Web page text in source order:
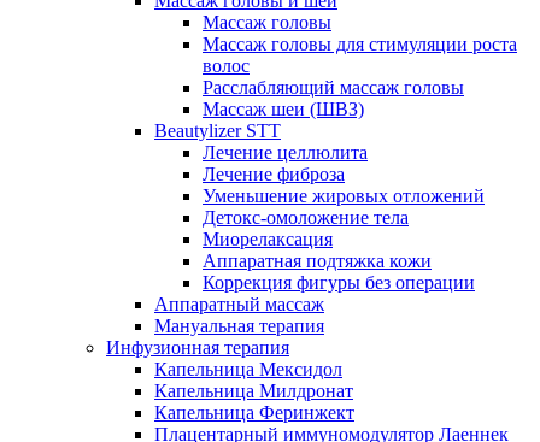
Массаж головы
Массаж головы для стимуляции роста
волос
Расслабляющий массаж головы
Массаж шеи (ШВЗ)
Beautylizer STT
Лечение целлюлита
Лечение фиброза
Уменьшение жировых отложений
Детокс-омоложение тела
Миорелаксация
Аппаратная подтяжка кожи
Коррекция фигуры без операции
Аппаратный массаж
Мануальная терапия
Инфузионная терапия
Капельница Мексидол
Капельница Милдронат
Капельница Феринжект
Плацентарный иммуномодулятор Лаеннек